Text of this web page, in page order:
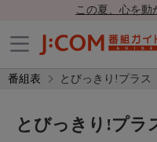
この夏、心を動
番組表 とびっきり!プラス
とびっきり!プラ